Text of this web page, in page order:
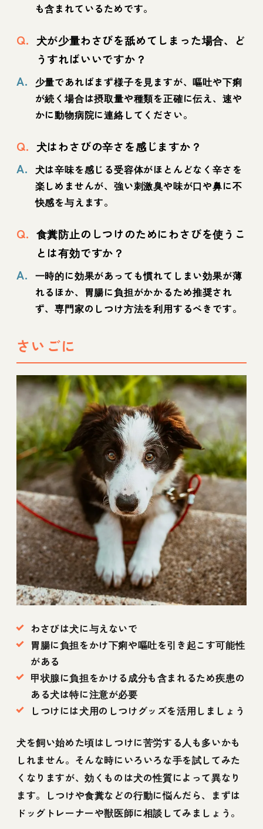
も含まれているためです。
Q. 犬が少量わさびを舐めてしまった場合、ど
うすればいいですか？
A.
少量であればまず様子を見ますが、嘔吐や下痢
が続く場合は摂取量や種類を正確に伝え、速や
かに動物病院に連絡してください。
Q. 犬はわさびの辛さを感じますか？
A.
犬は辛味を感じる受容体がほとんどなく辛さを
楽しめませんが、強い刺激臭や味が口や鼻に不
快感を与えます。
Q. 食糞防止のしつけのためにわさびを使うこ
とは有効ですか？
A. 一時的に効果があっても慣れてしまい効果が薄
れるほか、胃腸に負担がかかるため推奨され
ず、専門家のしつけ方法を利用するべきです。
さいごに
わさびは犬に与えないで
胃腸に負担をかけ下痢や嘔吐を引き起こす可能性
がある
甲状腺に負担をかける成分も含まれるため疾患の
ある犬は特に注意が必要
しつけには犬用のしつけグッズを活用しましょう
犬を飼い始めた頃はしつけに苦労する人も多いかも
しれません。そんな時にいろいろな手を試してみた
くなりますが、効くものは犬の性質によって異なり
ます。しつけや食糞などの行動に悩んだら、まずは
ドッグトレーナーや獣医師に相談してみましょう。